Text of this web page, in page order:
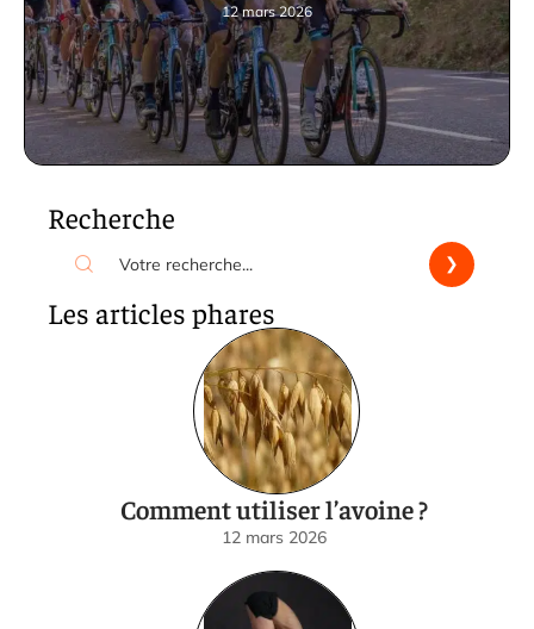
12 mars 2026
Recherche
Les articles phares
Comment utiliser l’avoine ?
12 mars 2026